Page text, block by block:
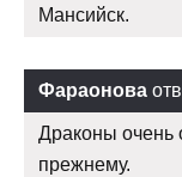
Мансийск.
Фараонова
Драконы очень
прежнему.